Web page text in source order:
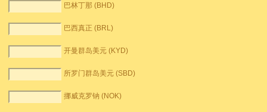
巴林丁那 (BHD)
巴西真正 (BRL)
开曼群岛美元 (KYD)
所罗门群岛美元 (SBD)
挪威克罗钠 (NOK)